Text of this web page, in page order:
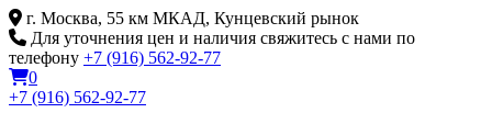
Skip
to
content
г. Москва, 55 км МКАД, Кунцевский рынок
Для уточнения цен и наличия свяжитесь с нами по
телефону +7 (916) 562-92-77
0
+7 (916) 562-92-77